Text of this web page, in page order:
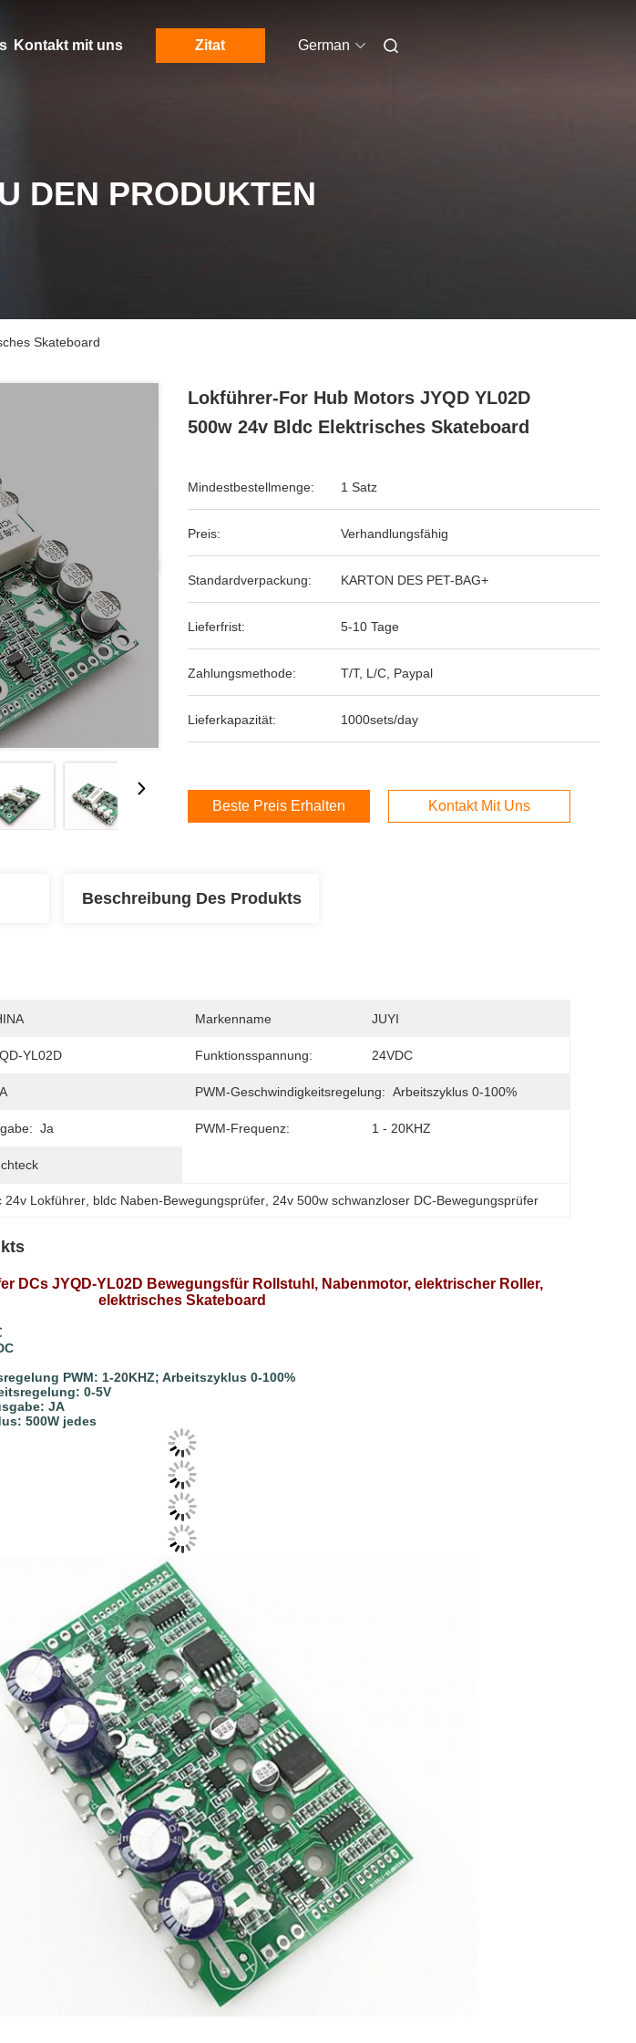
Kontakt mit uns Zitat German
DEN PRODUKTEN
Skateboard
Lokführer-For Hub Motors JYQD YL02D
500w 24v Bldc Elektrisches Skateboard
Mindestbestellmenge: 1 Satz
Preis: Verhandlungsfähig
Standardverpackung: KARTON DES PET-BAG+
Lieferfrist: 5-10 Tage
Zahlungsmethode: T/T, L/C, Paypal
Lieferkapazität: 1000sets/day
Beste Preis Erhalten Kontakt Mit Uns
Beschreibung Des Produkts
Markenname JUYI
YL02D Funktionsspannung: 24VDC
PWM-Geschwindigkeitsregelung: Arbeitszyklus 0-100%
Ja PWM-Frequenz: 1 - 20KHZ
24v Lokführer bldc Naben-Bewegungsprüfer 24v 500w schwanzloser DC-Bewegungsprüfer
DCs JYQD-YL02D Bewegungsfür Rollstuhl, Nabenmotor, elektrischer Roller,
elektrisches Skateboard
PWM: 1-20KHZ; Arbeitszyklus 0-100%
0-5V
JA
500W jedes